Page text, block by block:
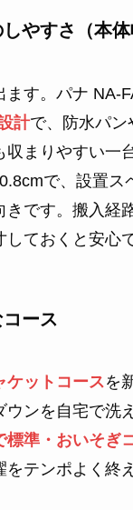
やすさ（本体
ます。パナ NA-
計で、防水パン
収まりやすい一
で、設置ス
きです。搬入経
ておくと安心
ース
ケットコースを
ウンを自宅で洗
標準・おいそぎ
テンポよく終